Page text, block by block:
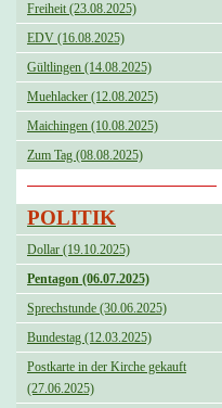
Freiheit (23.08.2025)
EDV (16.08.2025)
Gültlingen (14.08.2025)
Muehlacker (12.08.2025)
Maichingen (10.08.2025)
Zum Tag (08.08.2025)
POLITIK
Dollar (19.10.2025)
Pentagon (06.07.2025)
Sprechstunde (30.06.2025)
Bundestag (12.03.2025)
Postkarte in der Kirche gekauft
(27.06.2025)